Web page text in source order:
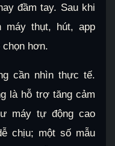
đầm tay. Sau khi
máy thụt, hút, app
chọn hơn.
cần nhìn thực tế.
là hỗ trợ tăng cảm
máy tự động cao
chịu; một số mẫu